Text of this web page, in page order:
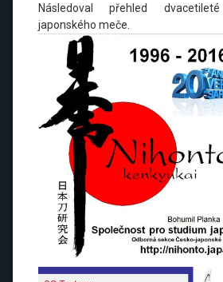
Následoval přehled
japonského meče.